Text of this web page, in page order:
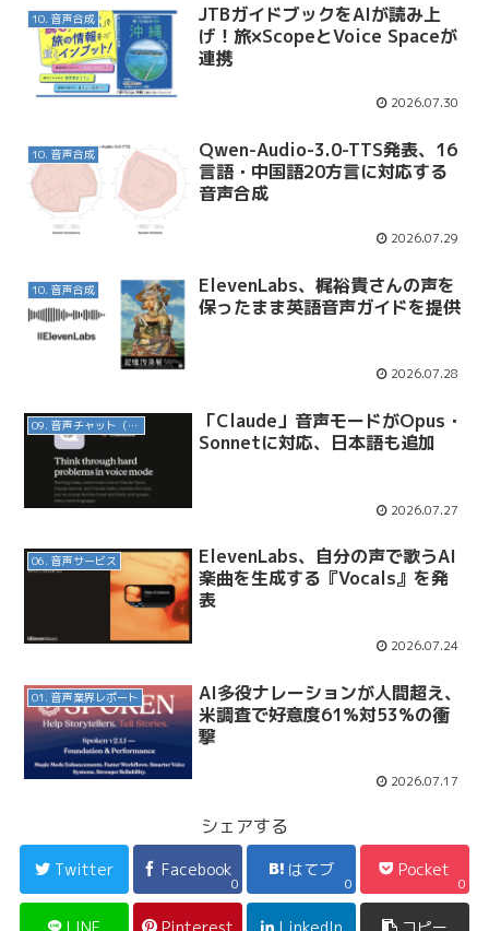
10. 音声合成
JTBガイドブックをAIが読み上
げ！旅×ScopeとVoice Spaceが
連携
2026.07.30
10. 音声合成
Qwen-Audio-3.0-TTS発表、16
言語・中国語20方言に対応する
音声合成
2026.07.29
10. 音声合成
ElevenLabs、梶裕貴さんの声を
保ったまま英語音声ガイドを提供
2026.07.28
09. 音声チャット（対話AI）
「Claude」音声モードがOpus・
Sonnetに対応、日本語も追加
2026.07.27
06. 音声サービス
ElevenLabs、自分の声で歌うAI
楽曲を生成する『Vocals』を発
表
2026.07.24
01. 音声業界レポート
AI多役ナレーションが人間超え、
米調査で好意度61%対53%の衝
撃
2026.07.17
シェアする
Twitter Facebook
0
はてブ
0
Pocket
0
LINE Pinterest LinkedIn コピー